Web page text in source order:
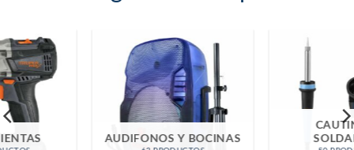
AUDIFONOS Y BOCINAS
SOLDADURA